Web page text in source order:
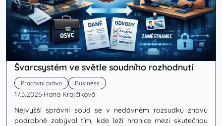
Švarcsystém ve světle soudního rozhodnutí
Pracovní právo Business
17.3.2026·Hana Krajčíková
Nejvyšší správní soud se v nedávném rozsudku znovu
podrobně zabýval tím, kde leží hranice mezi skutečnou